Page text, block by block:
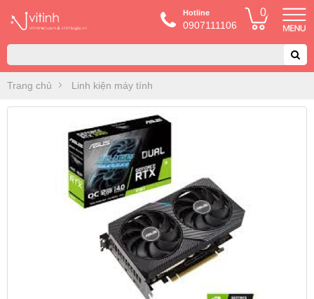
Hotline
0907111106
0
Trang chủ Linh kiện máy tính